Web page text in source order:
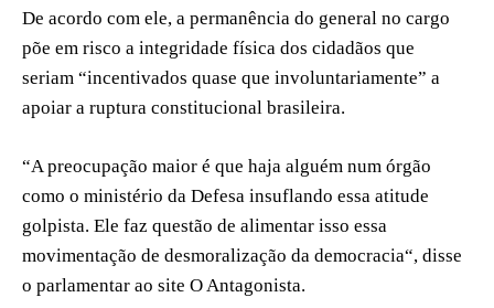
De acordo com ele, a permanência do general no cargo
põe em risco a integridade física dos cidadãos que
seriam “incentivados quase que involuntariamente” a
apoiar a ruptura constitucional brasileira.
“A preocupação maior é que haja alguém num órgão
como o ministério da Defesa insuflando essa atitude
golpista. Ele faz questão de alimentar isso essa
movimentação de desmoralização da democracia“, disse
o parlamentar ao site O Antagonista.